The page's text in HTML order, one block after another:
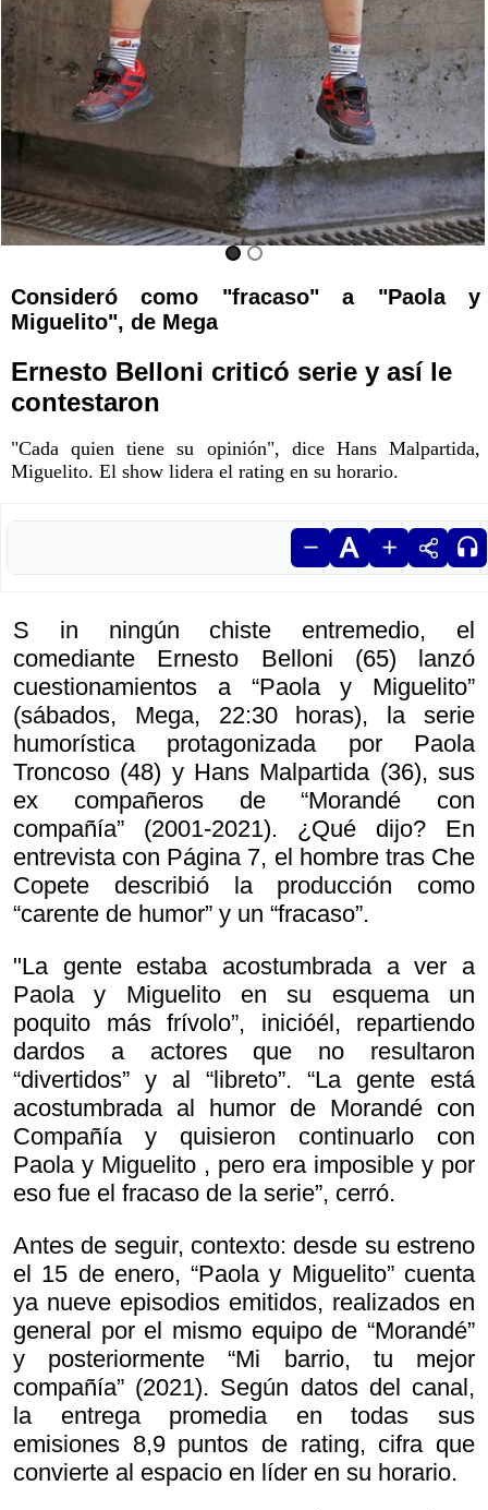
Consideró como "fracaso" a "Paola y
Miguelito", de Mega
Ernesto Belloni criticó serie y así le
contestaron
"Cada quien tiene su opinión", dice Hans Malpartida,
Miguelito. El show lidera el rating en su horario.
S in ningún chiste entremedio, el
comediante Ernesto Belloni (65) lanzó
cuestionamientos a “Paola y Miguelito”
(sábados, Mega, 22:30 horas), la serie
humorística protagonizada por Paola
Troncoso (48) y Hans Malpartida (36), sus
ex compañeros de “Morandé con
compañía” (2001-2021). ¿Qué dijo? En
entrevista con Página 7, el hombre tras Che
Copete describió la producción como
“carente de humor” y un “fracaso”.
"La gente estaba acostumbrada a ver a
Paola y Miguelito en su esquema un
poquito más frívolo”, inicióél, repartiendo
dardos a actores que no resultaron
“divertidos” y al “libreto”. “La gente está
acostumbrada al humor de Morandé con
Compañía y quisieron continuarlo con
Paola y Miguelito , pero era imposible y por
eso fue el fracaso de la serie”, cerró.
Antes de seguir, contexto: desde su estreno
el 15 de enero, “Paola y Miguelito” cuenta
ya nueve episodios emitidos, realizados en
general por el mismo equipo de “Morandé”
y posteriormente “Mi barrio, tu mejor
compañía” (2021). Según datos del canal,
la entrega promedia en todas sus
emisiones 8,9 puntos de rating, cifra que
convierte al espacio en líder en su horario.